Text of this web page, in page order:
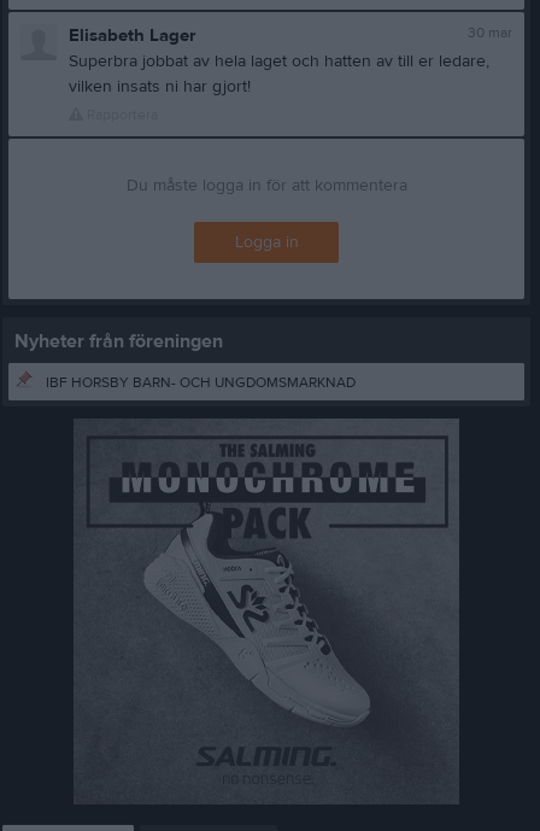
30 mar
Elisabeth Lager
Superbra jobbat av hela laget och hatten av till er ledare,
vilken insats ni har gjort!
Du måste logga in för att kommentera
Logga in
Nyheter från föreningen
IBF HORSBY BARN- OCH UNGDOMSMARKNAD